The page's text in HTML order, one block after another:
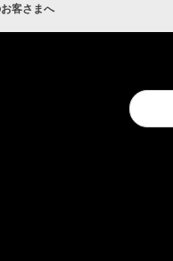
客さまへ
Conduct
a
search